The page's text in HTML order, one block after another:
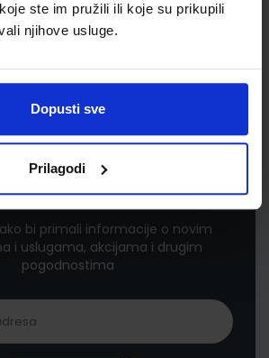
ste im pružili ili koje su prikupili
njihove usluge.
Dopusti sve
Prilagodi
prijava
bi primali informacije o novim
i uslugama, akcijama i drugim
pogodnostima